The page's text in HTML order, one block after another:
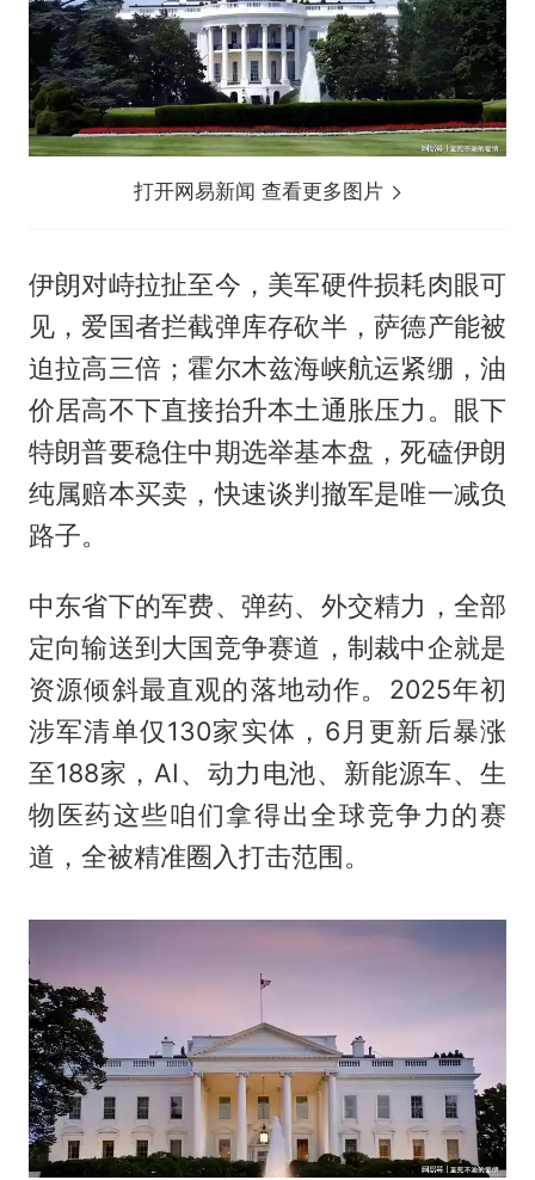
打开网易新闻 查看更多图片
伊朗对峙拉扯至今，美军硬件损耗肉眼可
见，爱国者拦截弹库存砍半，萨德产能被
迫拉高三倍；霍尔木兹海峡航运紧绷，油
价居高不下直接抬升本土通胀压力。眼下
特朗普要稳住中期选举基本盘，死磕伊朗
纯属赔本买卖，快速谈判撤军是唯一减负
路子。
中东省下的军费、弹药、外交精力，全部
定向输送到大国竞争赛道，制裁中企就是
资源倾斜最直观的落地动作。2025年初
涉军清单仅130家实体，6月更新后暴涨
至188家，AI、动力电池、新能源车、生
物医药这些咱们拿得出全球竞争力的赛
道，全被精准圈入打击范围。